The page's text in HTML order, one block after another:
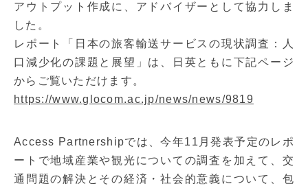
アウトプット作成に、アドバイザーとして協力しま
した。
レポート「日本の旅客輸送サービスの現状調査：人
口減少化の課題と展望」は、日英ともに下記ページ
からご覧いただけます。
https://www.glocom.ac.jp/news/news/9819
Access Partnershipでは、今年11月発表予定のレポ
ートで地域産業や観光についての調査を加えて、交
通問題の解決とその経済・社会的意義について、包